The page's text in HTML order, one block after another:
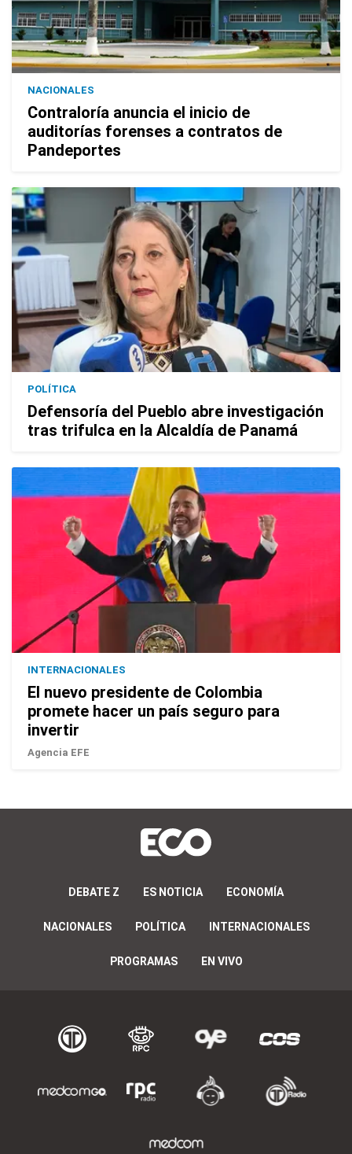
NACIONALES
Contraloría anuncia el inicio de
auditorías forenses a contratos de
Pandeportes
POLÍTICA
Defensoría del Pueblo abre investigación
tras trifulca en la Alcaldía de Panamá
INTERNACIONALES
El nuevo presidente de Colombia
promete hacer un país seguro para
invertir
Agencia EFE
DEBATE Z ES NOTICIA ECONOMÍA
NACIONALES POLÍTICA INTERNACIONALES
PROGRAMAS EN VIVO